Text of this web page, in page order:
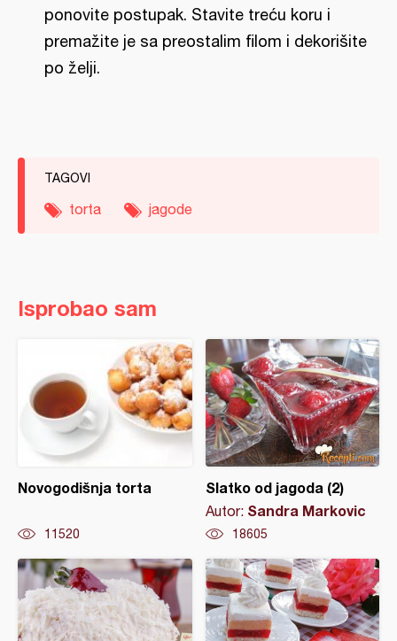
ponovite postupak. Stavite treću koru i
premažite je sa preostalim filom i dekorišite
po želji.
TAGOVI
torta jagode
Isprobao sam
Novogodišnja torta
11520
Slatko od jagoda (2)
Autor: Sandra Markovic
18605